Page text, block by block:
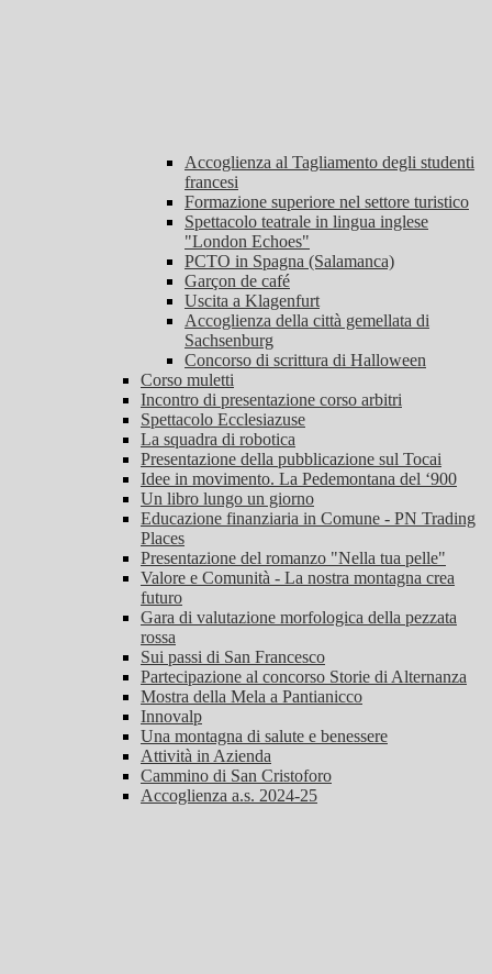
Accoglienza al Tagliamento degli studenti
francesi
Formazione superiore nel settore turistico
Spettacolo teatrale in lingua inglese
"London Echoes"
PCTO in Spagna (Salamanca)
Garçon de café
Uscita a Klagenfurt
Accoglienza della città gemellata di
Sachsenburg
Concorso di scrittura di Halloween
Corso muletti
Incontro di presentazione corso arbitri
Spettacolo Ecclesiazuse
La squadra di robotica
Presentazione della pubblicazione sul Tocai
Idee in movimento. La Pedemontana del ‘900
Un libro lungo un giorno
Educazione finanziaria in Comune - PN Trading
Places
Presentazione del romanzo "Nella tua pelle"
Valore e Comunità - La nostra montagna crea
futuro
Gara di valutazione morfologica della pezzata
rossa
Sui passi di San Francesco
Partecipazione al concorso Storie di Alternanza
Mostra della Mela a Pantianicco
Innovalp
Una montagna di salute e benessere
Attività in Azienda
Cammino di San Cristoforo
Accoglienza a.s. 2024-25